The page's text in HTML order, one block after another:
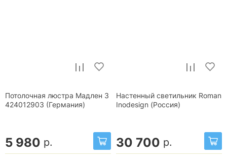
Потолочная люстра Мадлен 3
424012903 (Германия)
5 980 р.
Настенный светильник Roman
Inodesign (Россия)
30 700 р.